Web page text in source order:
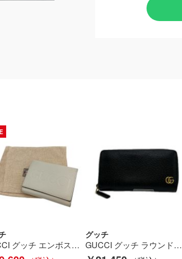
GUCCI グッチ エンボスロゴ ミニウォレット 3つ折り財布 731694 アイボリー Bランク
グッチ
GUCCI グッチ ラウンドファスナー財布 428736･2184 ブラック Bランク